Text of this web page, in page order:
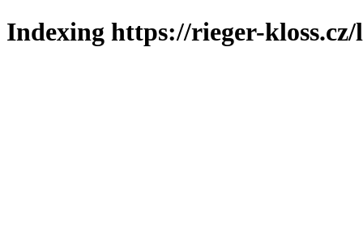
Indexing https://rieger-